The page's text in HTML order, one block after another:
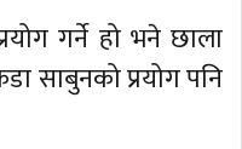
गर्ने हो भने छाला
साबुनको प्रयोग पनि